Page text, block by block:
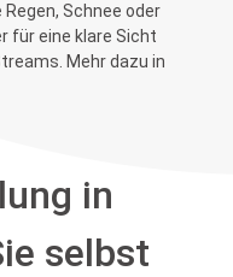
Schnee oder
für eine klare Sicht
Mehr dazu in
in
selbst